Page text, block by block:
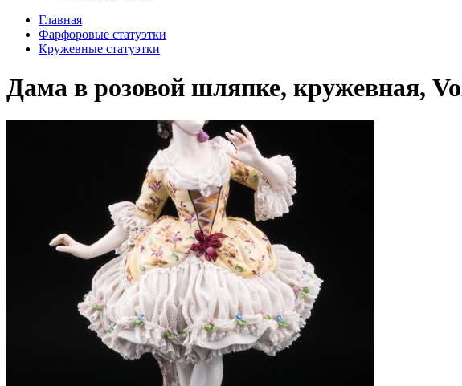
Главная
Фарфоровые статуэтки
Кружевные статуэтки
Дама в розовой шляпке, кружевная,